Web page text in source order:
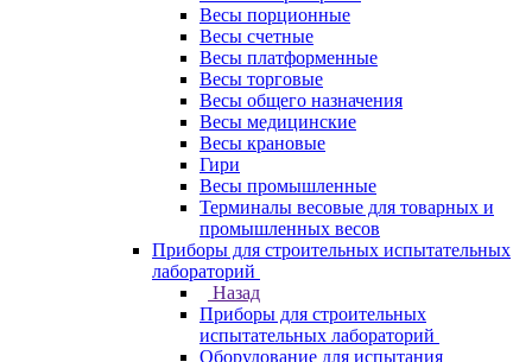
Весы порционные
Весы счетные
Весы платформенные
Весы торговые
Весы общего назначения
Весы медицинские
Весы крановые
Гири
Весы промышленные
Терминалы весовые для товарных и
промышленных весов
Приборы для строительных испытательных
лабораторий
Назад
Приборы для строительных
испытательных лабораторий
Оборудование для испытания